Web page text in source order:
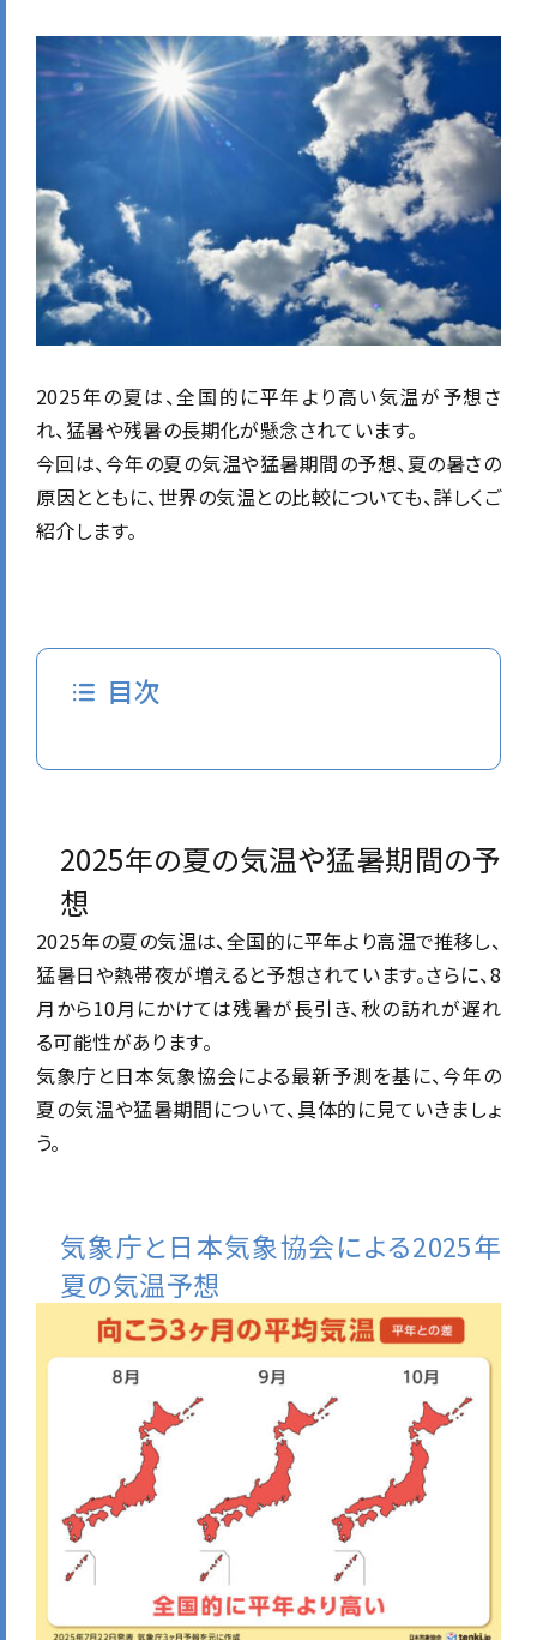
2025年の夏は、全国的に平年より高い気温が予想さ
れ、猛暑や残暑の長期化が懸念されています。
今回は、今年の夏の気温や猛暑期間の予想、夏の暑さの
原因とともに、世界の気温との比較についても、詳しくご
紹介します。
目次
2025年の夏の気温や猛暑期間の予
想
2025年の夏の気温は、全国的に平年より高温で推移し、
猛暑日や熱帯夜が増えると予想されています。さらに、8
月から10月にかけては残暑が長引き、秋の訪れが遅れ
る可能性があります。
気象庁と日本気象協会による最新予測を基に、今年の
夏の気温や猛暑期間について、具体的に見ていきましょ
う。
気象庁と日本気象協会による2025年
夏の気温予想